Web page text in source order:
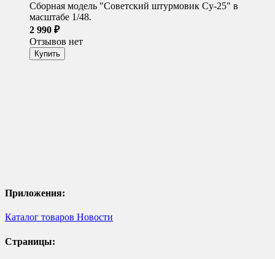
Сборная модель "Советский штурмовик Су-25" в
масштабе 1/48.
2 990 ₽
Отзывов нет
Приложения:
Каталог товаров Новости
Страницы: